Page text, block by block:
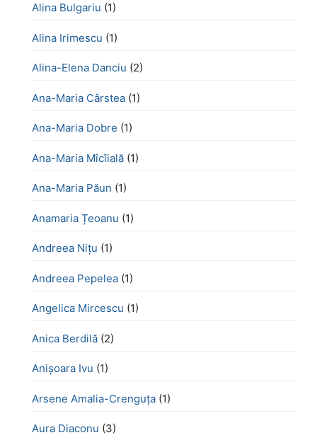
Alina Bulgariu (1)
Alina Irimescu (1)
Alina-Elena Danciu (2)
Ana-Maria Cârstea (1)
Ana-Maria Dobre (1)
Ana-Maria Mîcîială (1)
Ana-Maria Păun (1)
Anamaria Țeoanu (1)
Andreea Nițu (1)
Andreea Pepelea (1)
Angelica Mircescu (1)
Anica Berdilă (2)
Anișoara Ivu (1)
Arsene Amalia-Crenguța (1)
Aura Diaconu (3)